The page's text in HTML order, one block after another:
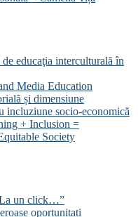
educaţia interculturală în
Media Education
și dimensiune
incluziune socio-economică
+ Inclusion =
Society
un click…”
oportunitati